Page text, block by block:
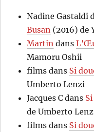
Nadine Gastaldi
Busan (2016) de
Martin dans
Mamoru Oshii
films dans Si
Umberto Lenzi
Jacques C dans
de Umberto
films dans Si